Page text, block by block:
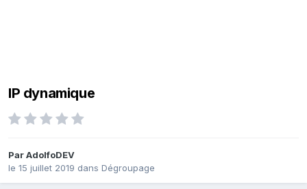
IP dynamique
ParAdolfoDEV
le 15 juillet 2019 dans Dégroupage